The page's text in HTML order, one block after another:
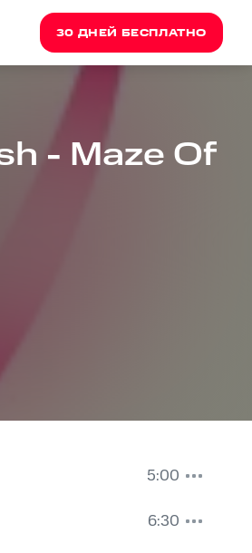
30 ДНЕЙ БЕСПЛАТНО
- Maze Of
5:00
6:30